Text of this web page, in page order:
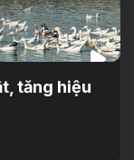
tăng hiệu